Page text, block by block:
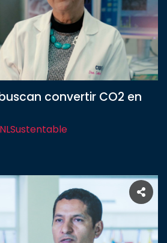
convertir CO2 en